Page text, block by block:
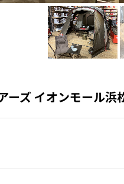
ーズ イオンモール浜